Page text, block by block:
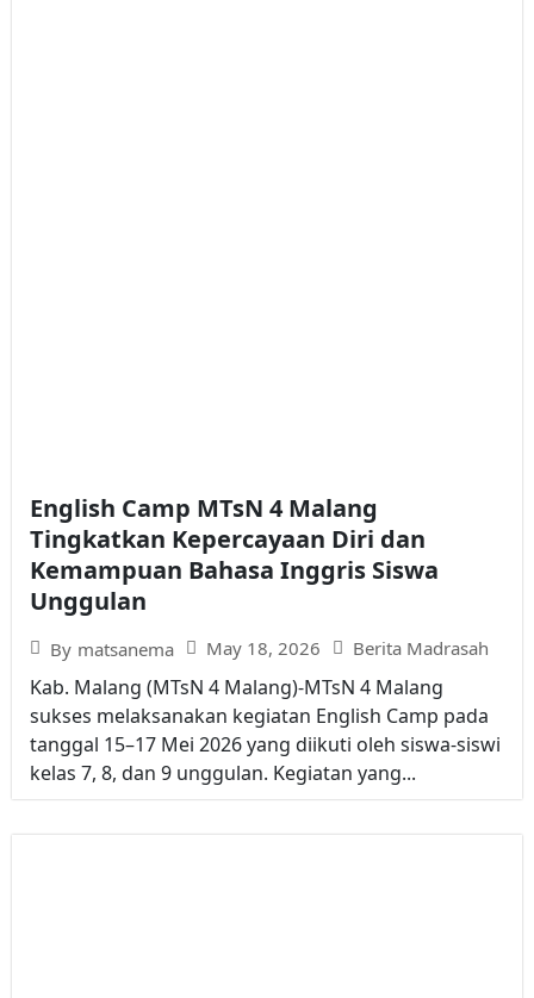
English Camp MTsN 4 Malang
Tingkatkan Kepercayaan Diri dan
Kemampuan Bahasa Inggris Siswa
Unggulan
By matsanema May 18, 2026 Berita Madrasah
Kab. Malang (MTsN 4 Malang)-MTsN 4 Malang
sukses melaksanakan kegiatan English Camp pada
tanggal 15–17 Mei 2026 yang diikuti oleh siswa-siswi
kelas 7, 8, dan 9 unggulan. Kegiatan yang...